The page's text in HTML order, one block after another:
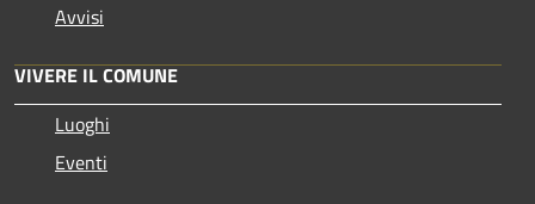
Avvisi
VIVERE IL COMUNE
Luoghi
Eventi